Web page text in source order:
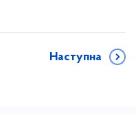
Наступна